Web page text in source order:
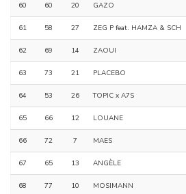
60 60 20 GAZO
61 58 27 ZEG P feat. HAMZA & SCH
62 69 14 ZAOUI
63 73 21 PLACEBO
64 53 26 TOPIC x A7S
65 66 12 LOUANE
66 72 7 MAES
67 65 13 ANGÈLE
68 77 10 MOSIMANN